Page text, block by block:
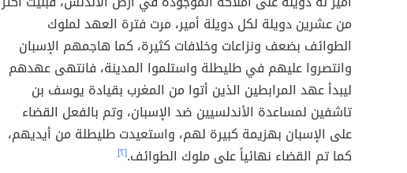
من عشرين دويلة لكل دويلة أمير، مرت فترة العهد لملوك
الطوائف بضعف ونزاعات وخلافات كثيرة، كما هاجمهم الإسبان
وانتصروا عليهم في طليطلة واستلموا المدينة، فانتهى عهدهم
ليبدأ عهد المرابطين الذين أتوا من المغرب بقيادة يوسف بن
تاشفين لمساعدة الأندلسيين ضد الإسبان، وتم بالفعل القضاء
على الإسبان بهزيمة كبيرة لهم، واستعيدت طليطلة من أيديهم،
كما تم القضاء نهائياً على ملوك الطوائف.[٢]